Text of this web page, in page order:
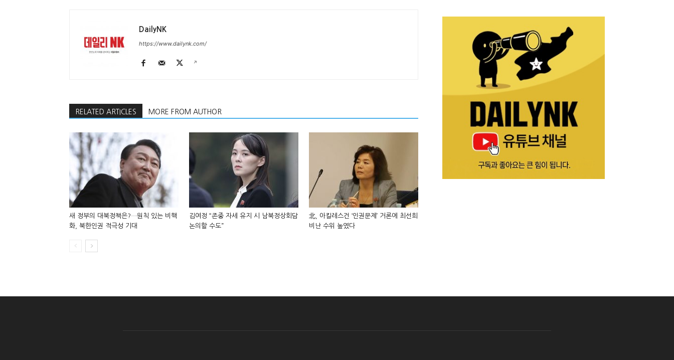
DailyNK
https://www.dailynk.com/
RELATED ARTICLES MORE FROM AUTHOR
새 정부의 대북정책은?…원칙 있는 비핵
화, 북한인권 적극성 기대
김여정 “존중 자세 유지 시 남북정상회담
논의할 수도”
北, 아킬레스건 ‘인권문제’ 거론에 최선희
비난 수위 높였다